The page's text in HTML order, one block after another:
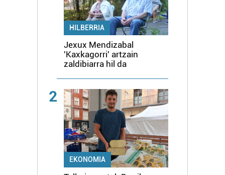
HILBERRIA
Jexux Mendizabal
'Kaxkagorri' artzain
zaldibiarra hil da
2
EKONOMIA